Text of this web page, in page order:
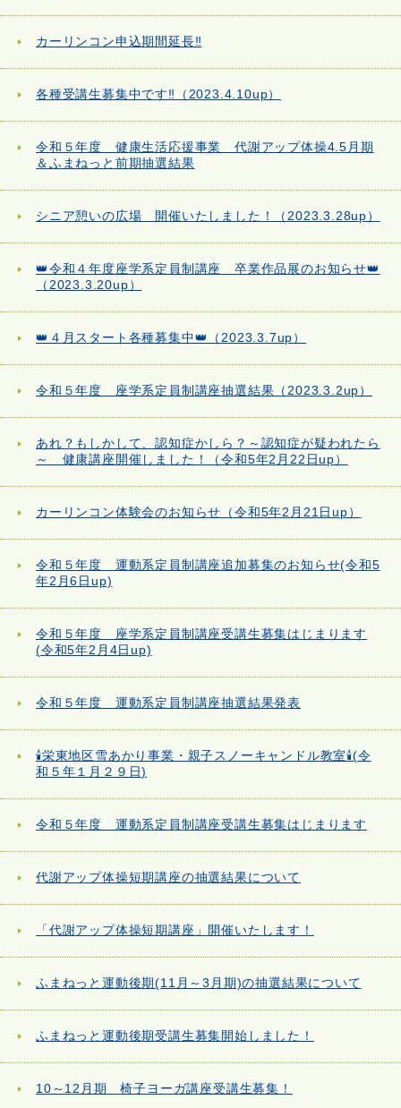
カーリンコン申込期間延長‼
各種受講生募集中です‼（2023.4.10up）
令和５年度 健康生活応援事業 代謝アップ体操4.5月期
＆ふまねっと前期抽選結果
シニア憩いの広場 開催いたしました！（2023.3.28up）
👑令和４年度座学系定員制講座 卒業作品展のお知らせ👑
（2023.3.20up）
👑４月スタート各種募集中👑（2023.3.7up）
令和５年度 座学系定員制講座抽選結果（2023.3.2up）
あれ？もしかして、認知症かしら？～認知症が疑われたら
～ 健康講座開催しました！（令和5年2月22日up）
カーリンコン体験会のお知らせ（令和5年2月21日up）
令和５年度 運動系定員制講座追加募集のお知らせ(令和5
年2月6日up)
令和５年度 座学系定員制講座受講生募集はじまります
(令和5年2月4日up)
令和５年度 運動系定員制講座抽選結果発表
🕯栄東地区雪あかり事業・親子スノーキャンドル教室🕯(令
和５年１月２９日)
令和５年度 運動系定員制講座受講生募集はじまります
代謝アップ体操短期講座の抽選結果について
「代謝アップ体操短期講座」開催いたします！
ふまねっと運動後期(11月～3月期)の抽選結果について
ふまねっと運動後期受講生募集開始しました！
10～12月期 椅子ヨーガ講座受講生募集！